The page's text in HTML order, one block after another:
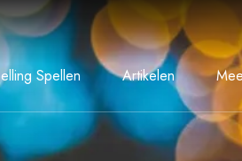
Spellen Artikelen